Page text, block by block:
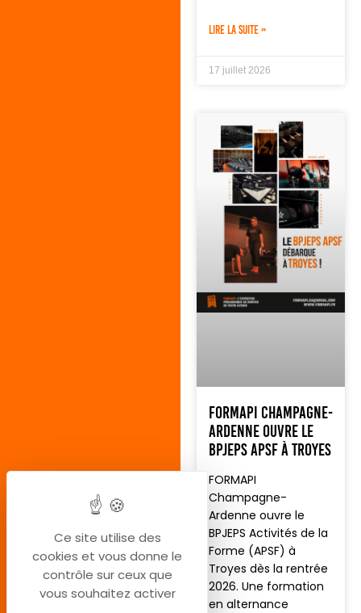
LIRE LA SUITE »
17 juillet 2026
FORMAPI Champagne-
Ardenne ouvre le
BPJEPS APSF à Troyes
FORMAPI
Champagne-
Ardenne ouvre le
BPJEPS Activités de la
Forme (APSF) à
Troyes dès la rentrée
2026. Une formation
en alternance
Ce site utilise des
cookies et vous donne le
contrôle sur ceux que
vous souhaitez activer